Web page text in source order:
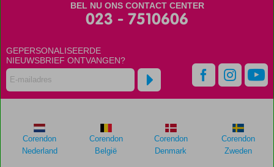
BEL NU ONS CONTACT CENTER
023 - 7510606
GEPERSONALISEERDE
NIEUWSBRIEF ONTVANGEN?
Corendon
Nederland
Corendon
België
Corendon
Denmark
Corendon
Zweden